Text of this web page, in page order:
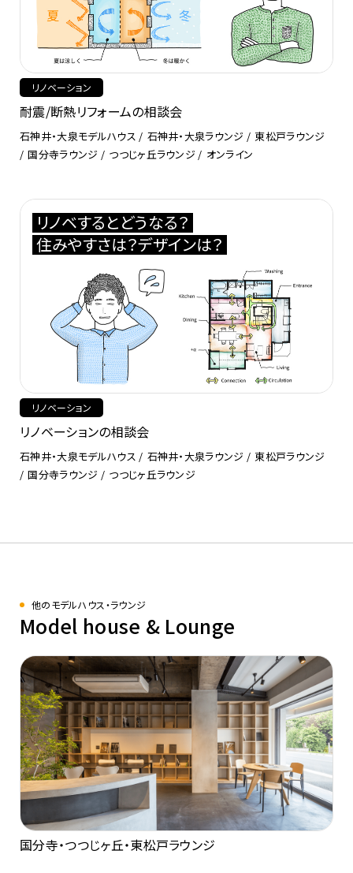
リノベーション
耐震/断熱リフォームの相談会
石神井・大泉モデルハウス 石神井・大泉ラウンジ
東松戸ラウンジ
国分寺ラウンジ
つつじヶ丘ラウンジ オンライン
リノベするとどうなる？
住みやすさは？デザインは？
リノベーション
リノベーションの相談会
石神井・大泉モデルハウス 石神井・大泉ラウンジ
東松戸ラウンジ
国分寺ラウンジ
つつじヶ丘ラウンジ
他のモデルハウス・ラウンジ
Model house & Lounge
国分寺・つつじヶ丘・東松戸ラウンジ​